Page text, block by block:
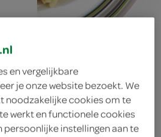
met
en
en vergelijkbare
je onze website bezoekt. We
noodzakelijke cookies om te
werkt en functionele cookies
instellingen aan te